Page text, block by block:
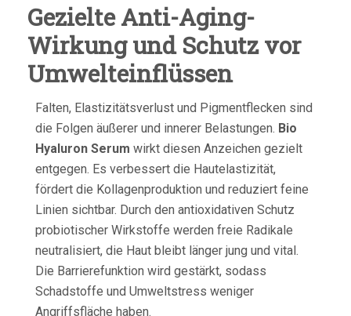
Gezielte Anti-Aging-
Wirkung und Schutz vor
Umwelteinflüssen
Falten, Elastizitätsverlust und Pigmentflecken sind
die Folgen äußerer und innerer Belastungen. Bio
Hyaluron Serum wirkt diesen Anzeichen gezielt
entgegen. Es verbessert die Hautelastizität,
fördert die Kollagenproduktion und reduziert feine
Linien sichtbar. Durch den antioxidativen Schutz
probiotischer Wirkstoffe werden freie Radikale
neutralisiert, die Haut bleibt länger jung und vital.
Die Barrierefunktion wird gestärkt, sodass
Schadstoffe und Umweltstress weniger
Angriffsfläche haben.